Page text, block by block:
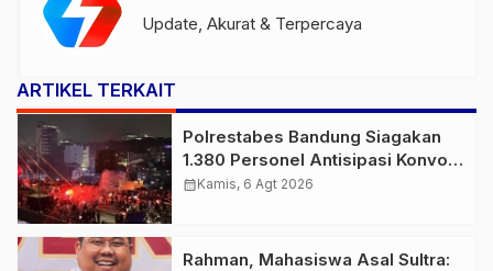
Update, Akurat & Terpercaya
ARTIKEL TERKAIT
Polrestabes Bandung Siagakan
1.380 Personel Antisipasi Konvoi
Bobotoh Usai Final Piala Presiden
calendar_monthKamis, 6 Agt 2026
Rahman, Mahasiswa Asal Sultra: